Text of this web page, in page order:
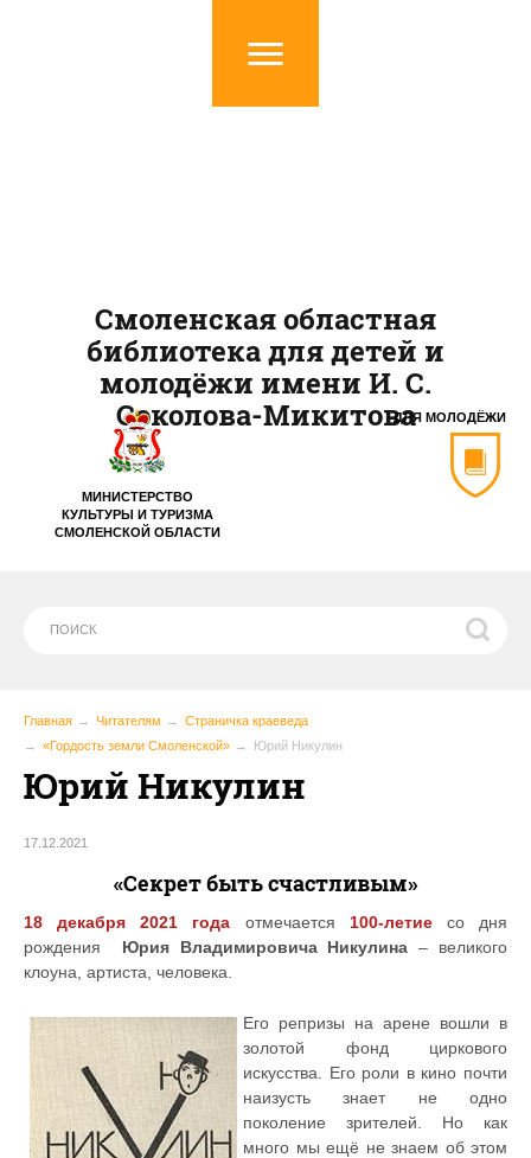
МИНИСТЕРСТВО
КУЛЬТУРЫ И ТУРИЗМА
СМОЛЕНСКОЙ ОБЛАСТИ
ДЛЯ МОЛОДЁЖИ
Смоленская областная
библиотека для детей и
молодёжи имени И. С.
Соколова-Микитова
Главная Читателям
Страничка краеведа
«Гордость земли Смоленской»
Юрий Никулин
Юрий Никулин
17.12.2021
«Секрет быть счастливым»
18 декабря 2021 года отмечается 100-летие со дня
рождения Юрия Владимировича Никулина – великого
клоуна, артиста, человека.
Его репризы на арене вошли в
золотой фонд циркового
искусства. Его роли в кино почти
наизусть знает не одно
поколение зрителей. Но как
много мы ещё не знаем об этом